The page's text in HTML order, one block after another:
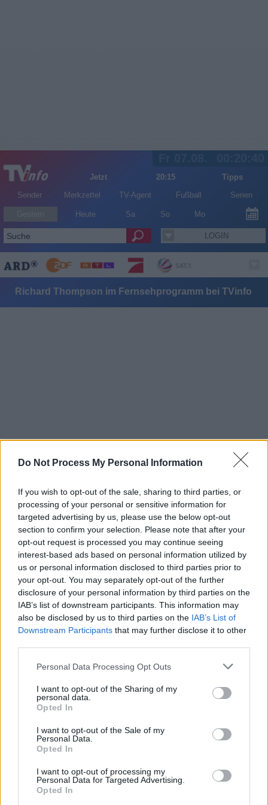
Do Not Process My Personal Information
If you wish to opt-out of the sale, sharing to third parties, or
processing of your personal or sensitive information for
targeted advertising by us, please use the below opt-out
section to confirm your selection. Please note that after your
opt-out request is processed you may continue seeing
interest-based ads based on personal information utilized by
us or personal information disclosed to third parties prior to
your opt-out. You may separately opt-out of the further
disclosure of your personal information by third parties on the
IAB’s list of downstream participants. This information may
also be disclosed by us to third parties on the IAB’s List of
Downstream Participants that may further disclose it to other
Personal Data Processing Opt Outs
I want to opt-out of the Sharing of my
personal data.
Opted In
I want to opt-out of the Sale of my
Personal Data.
Opted In
I want to opt-out of processing my
Personal Data for Targeted Advertising.
Opted In
Jetzt 20:15
Tipps
Sender
Merkzettel TV-Agent Fußball Serien
Heute Sa So Mo
LOGIN
Richard Thompson im Fernsehprogramm bei TVinfo
Schauspieler/in Richard Thompson
Richard Thompson
Sender
Uhrzeit
From Dusk Till Dawn 3: The Hangman‘s Daughter
Die Vorgeschichte zu Robert Rodriguez‘ Vampir-Action